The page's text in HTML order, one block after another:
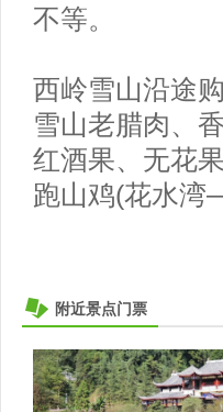
不等。
西岭雪山沿途购
雪山老腊肉、
红酒果、无花
跑山鸡(花水
附近景点门票